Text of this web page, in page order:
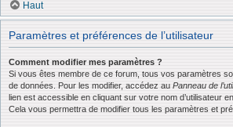
Haut
Paramètres et préférences de l’utilisateur
Comment modifier mes paramètres ?
Si vous êtes membre de ce forum, tous vos paramètres
de données. Pour les modifier, accédez au Panneau de
lien est accessible en cliquant sur votre nom d’utilisateur
Cela vous permettra de modifier tous les paramètres et